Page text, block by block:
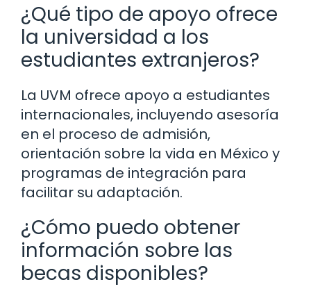
¿Qué tipo de apoyo ofrece
la universidad a los
estudiantes extranjeros?
La UVM ofrece apoyo a estudiantes
internacionales, incluyendo asesoría
en el proceso de admisión,
orientación sobre la vida en México y
programas de integración para
facilitar su adaptación.
¿Cómo puedo obtener
información sobre las
becas disponibles?